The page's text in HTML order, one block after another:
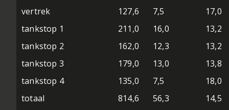
vertrek
127,6 7,5
17,0
tankstop 1
211,0 16,0
13,2
tankstop 2
162,0 12,3
13,2
tankstop 3
179,0 13,0
13,8
tankstop 4
135,0 7,5
18,0
totaal
814,6 56,3
14,5